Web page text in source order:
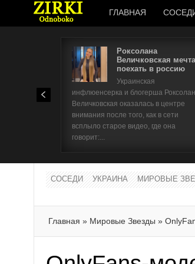
ГЛАВНАЯ
Роксолана
Величковская
поехать в россию
Украинская
инфлюенсерка и блогерша
Величковская оказалась в центре
внимания после того, как в сети
всплыло старое видео, где она
говорит:...
СОСЕДИ УКРАИНА МИРОВЫЕ
Главная » Мировые Звезды »